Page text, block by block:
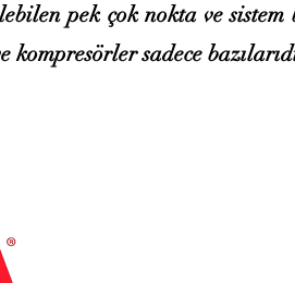
pek çok nokta ve
kompresörler sadece